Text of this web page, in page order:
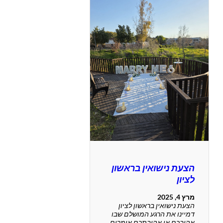
הצעת נישואין בראשון
לציון
מרץ 4, 2025
הצעת נישואין בראשון לציון
דמיינו את הרגע המושלם שבו